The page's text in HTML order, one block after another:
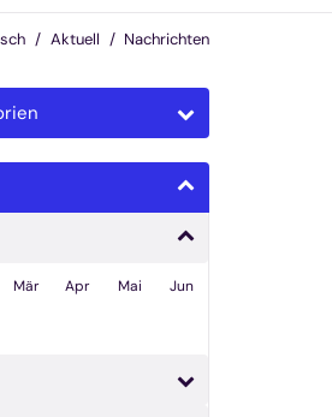
Aktuell Nachrichten
Mär Apr Mai Jun